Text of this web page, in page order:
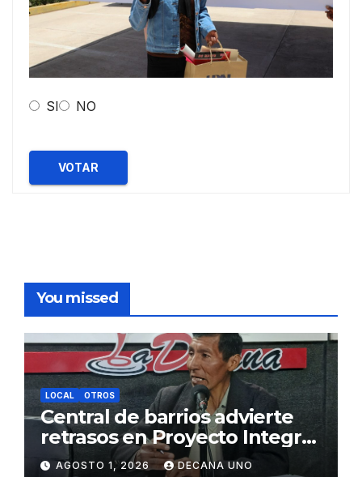
SI NO
VOTAR
You missed
LOCAL OTROS
Central de barrios advierte
retrasos en Proyecto Integral
de Agua y Alcantarillado para
AGOSTO 1, 2026 DECANA UNO